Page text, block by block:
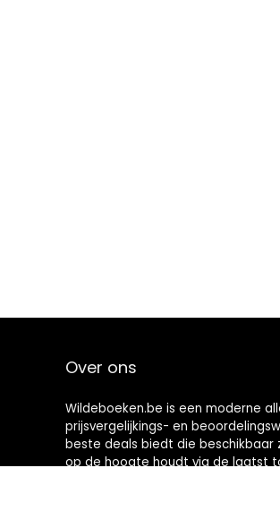
Over ons
Wildeboeken.be is een moderne
prijsvergelijkings- en
beste deals biedt die beschikbaar
op de hoogte houdt via de laatst